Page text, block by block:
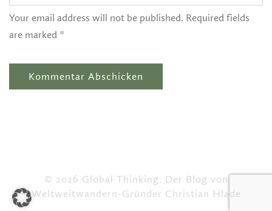
Your email address will not be published. Required fields
are marked *
© 2026 Global Thinking. Der Blog von
Weltweitwandern-Gründer Christian Hlade